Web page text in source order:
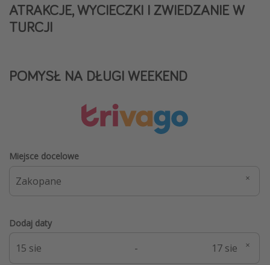
ATRAKCJE, WYCIECZKI I ZWIEDZANIE W
TURCJI
POMYSŁ NA DŁUGI WEEKEND
Miejsce docelowe
Dodaj daty
-